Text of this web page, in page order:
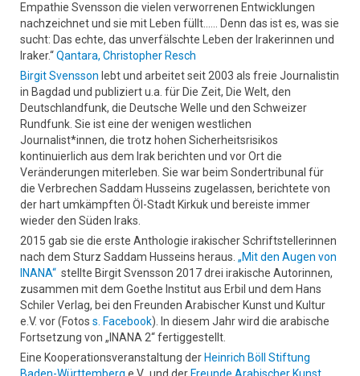
Empathie Svensson die vielen verworrenen Entwicklungen
nachzeichnet und sie mit Leben füllt…… Denn das ist es, was sie
sucht: Das echte, das unverfälschte Leben der Irakerinnen und
Iraker.“Qantara, Christopher Resch
Birgit Svensson lebt und arbeitet seit 2003 als freie Journalistin
in Bagdad und publiziert u.a. für Die Zeit, Die Welt, den
Deutschlandfunk, die Deutsche Welle und den Schweizer
Rundfunk. Sie ist eine der wenigen westlichen
Journalist*innen, die trotz hohen Sicherheitsrisikos
kontinuierlich aus dem Irak berichten und vor Ort die
Veränderungen miterleben. Sie war beim Sondertribunal für
die Verbrechen Saddam Husseins zugelassen, berichtete von
der hart umkämpften Öl-Stadt Kirkuk und bereiste immer
wieder den Süden Iraks.
2015 gab sie die erste Anthologie irakischer Schriftstellerinnen
nach dem Sturz Saddam Husseins heraus. „Mit den Augen von
INANA“ stellte Birgit Svensson 2017 drei irakische Autorinnen,
zusammen mit dem Goethe Institut aus Erbil und dem Hans
Schiler Verlag, bei den Freunden Arabischer Kunst und Kultur
e.V. vor (Fotos s. Facebook). In diesem Jahr wird die arabische
Fortsetzung von „INANA 2“ fertiggestellt.
Eine Kooperationsveranstaltung der Heinrich Böll Stiftung